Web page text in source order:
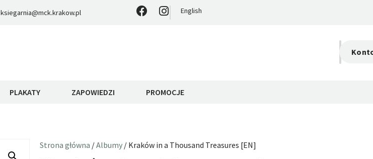
ksiegarnia@mck.krakow.pl English
PLAKATY ZAPOWIEDZI PROMOCJE
Strona główna /Albumy / Kraków in a Thousand Treasures [EN]